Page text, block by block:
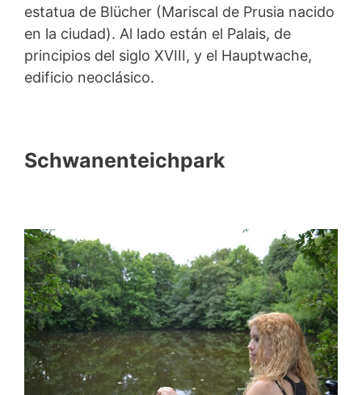
estatua de Blücher (Mariscal de Prusia nacido
en la ciudad). Al lado están el Palais, de
principios del siglo XVIII, y el Hauptwache,
edificio neoclásico.
Schwanenteichpark